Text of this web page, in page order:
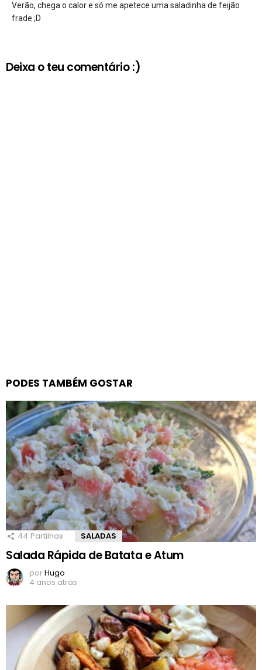
Verão, chega o calor e só me apetece uma saladinha de feijão
frade ;D
Deixa o teu comentário :)
PODES TAMBÉM GOSTAR
44 Partilhas SALADAS
Salada Rápida de Batata e Atum
porHugo
4 anos atrás